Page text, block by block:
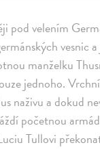
pod velením
vesnic
manželku
jednoho.
naživu a dokud
početnou
Tullovi